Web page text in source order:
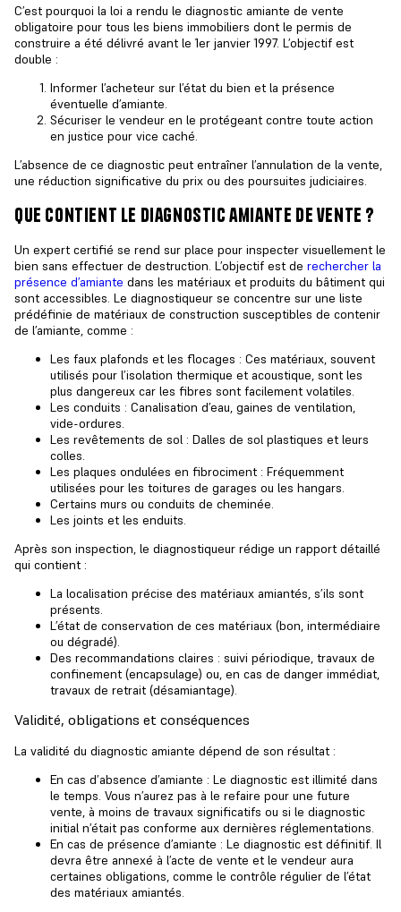
C’est pourquoi la loi a rendu le diagnostic amiante de vente
obligatoire pour tous les biens immobiliers dont le permis de
construire a été délivré avant le 1er janvier 1997. L’objectif est
double :
Informer l’acheteur sur l’état du bien et la présence
éventuelle d’amiante.
Sécuriser le vendeur en le protégeant contre toute action
en justice pour vice caché.
L’absence de ce diagnostic peut entraîner l’annulation de la vente,
une réduction significative du prix ou des poursuites judiciaires.
que contient le diagnostic amiante de vente ?
Un expert certifié se rend sur place pour inspecter visuellement le
bien sans effectuer de destruction. L’objectif est de rechercher la
présence d’amiante dans les matériaux et produits du bâtiment qui
sont accessibles. Le diagnostiqueur se concentre sur une liste
prédéfinie de matériaux de construction susceptibles de contenir
de l’amiante, comme :
Les faux plafonds et les flocages : Ces matériaux, souvent
utilisés pour l’isolation thermique et acoustique, sont les
plus dangereux car les fibres sont facilement volatiles.
Les conduits : Canalisation d’eau, gaines de ventilation,
vide-ordures.
Les revêtements de sol : Dalles de sol plastiques et leurs
colles.
Les plaques ondulées en fibrociment : Fréquemment
utilisées pour les toitures de garages ou les hangars.
Certains murs ou conduits de cheminée.
Les joints et les enduits.
Après son inspection, le diagnostiqueur rédige un rapport détaillé
qui contient :
La localisation précise des matériaux amiantés, s’ils sont
présents.
L’état de conservation de ces matériaux (bon, intermédiaire
ou dégradé).
Des recommandations claires : suivi périodique, travaux de
confinement (encapsulage) ou, en cas de danger immédiat,
travaux de retrait (désamiantage).
Validité, obligations et conséquences
La validité du diagnostic amiante dépend de son résultat :
En cas d’absence d’amiante : Le diagnostic est illimité dans
le temps. Vous n’aurez pas à le refaire pour une future
vente, à moins de travaux significatifs ou si le diagnostic
initial n’était pas conforme aux dernières réglementations.
En cas de présence d’amiante : Le diagnostic est définitif. Il
devra être annexé à l’acte de vente et le vendeur aura
certaines obligations, comme le contrôle régulier de l’état
des matériaux amiantés.